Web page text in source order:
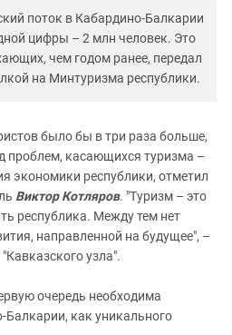
поток в Кабардино-Балкарии
цифры – 2 млн человек. Это
чем годом ранее, передал
на Минтуризма республики.
было бы в три раза больше,
проблем, касающихся туризма –
экономики республики, отметил
Виктор Котляров. "Туризм – это
республика. Между тем нет
направленной на будущее", –
узла".
очередь необходима
как уникального